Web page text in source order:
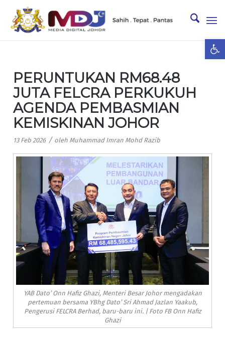
PERUNTUKAN RM68.48
JUTA FELCRA PERKUKUH
AGENDA PEMBASMIAN
KEMISKINAN JOHOR
13 Feb 2026 / oleh Muhammad Imran Mohd Razib
YAB Dato’ Onn Hafiz Ghazi, Menteri Besar Johor mengadakan
pertemuan bersama YBhg Dato’ Sri Ahmad Jazlan Yaakub,
Pengerusi FELCRA Berhad, baru-baru ini. | Foto FB Onn Hafiz
Ghazi